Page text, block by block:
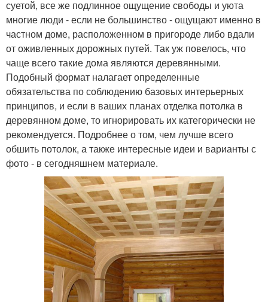
суетой, все же подлинное ощущение свободы и уюта
многие люди - если не большинство - ощущают именно в
частном доме, расположенном в пригороде либо вдали
от оживленных дорожных путей. Так уж повелось, что
чаще всего такие дома являются деревянными.
Подобный формат налагает определенные
обязательства по соблюдению базовых интерьерных
принципов, и если в ваших планах отделка потолка в
деревянном доме, то игнорировать их категорически не
рекомендуется. Подробнее о том, чем лучше всего
обшить потолок, а также интересные идеи и варианты с
фото - в сегодняшнем материале.